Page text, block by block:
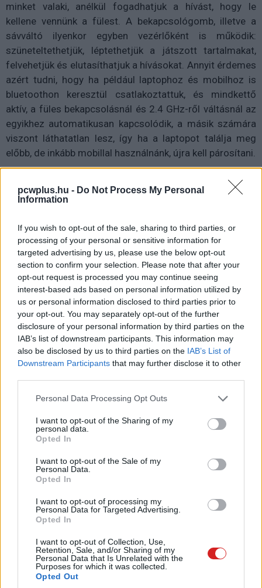
pcwplus.hu - Do Not Process My Personal
Information
If you wish to opt-out of the sale, sharing to third parties, or
processing of your personal or sensitive information for
targeted advertising by us, please use the below opt-out
section to confirm your selection. Please note that after your
opt-out request is processed you may continue seeing
interest-based ads based on personal information utilized by
us or personal information disclosed to third parties prior to
your opt-out. You may separately opt-out of the further
disclosure of your personal information by third parties on the
IAB’s list of downstream participants. This information may
also be disclosed by us to third parties on the IAB’s List of
Downstream Participants that may further disclose it to other
Please note that this website/app uses one or more Google
not limited to your visit or usage behaviour. You may click to
grant or deny consent to Google and its third-party tags to
use your data for below specified purposes in below Google
consent section.
Personal Data Processing Opt Outs
I want to opt-out of the Sharing of my
personal data.
Opted In
I want to opt-out of the Sale of my
Personal Data.
Opted In
I want to opt-out of processing my
Personal Data for Targeted Advertising.
Opted In
I want to opt-out of Collection, Use,
Retention, Sale, and/or Sharing of my
Personal Data that Is Unrelated with the
Purposes for which it was collected.
Opted Out
minket valaki, anélkül fogadhatjuk a hívást, hogy le
kellene vennünk a fülest. A bekapcsológomb, illetve a
sávváltó ilyenkor egyben vezérlőként is működik:
szüneteltethetjük, léptethetjük a játszott tartalmakat,
felvehetjük és elutasíthatjuk a hívásokat. Annyit érdemes
azért tudni, hogy ha például laptophoz és mobilhoz is
bluetoothon keresztül csatlakoztattuk, és mindkettő
aktív, a füles bekapcsolásnál és 2.4 GHz-ről váltásnál az
egyikhez automatikusan kapcsolódik, a másik számára
viszont láthatatlan lesz, így ha a laptopot találja meg
előbb, de inkább mobillal használnánk, újra kell párosítani.
A headsetre továbbá egy hangerőszabályzó tekerő és
egy mikrofonnémító gomb került, ez utóbbi aktiválása
Mobilhoz csatlakozni már csak azért is érdemes, mert az
elsődleges funkciója, hogy a több mint 100 előre
beállított hangprofil közötti váltást segítse: gyakorlatilag
minden népszerű e-sport játékhoz külön profil tartozik,
ahogy például az Alan Wake 2-höz, a Baldur's Gate 3-hoz,
az Assassin's Creed Mirage-hoz, vagy a Red Dead
Redemption 2-höz is, és ezek platformtól függetlenül
beállíthatók. A váltás tényleg csak annyi, hogy
állnak az arányok. Vannak általános profilok is, amik
például a basszus vagy az FPS-ekben a léptek hangjának
felerősítését segítik. Sajnos sajátot nem tudunk